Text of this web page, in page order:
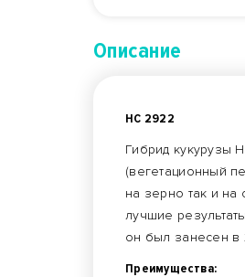
Описание
НС 2922
Гибрид кукурузы
(вегетационный
на зерно так и
лучшие
он был занесен в
Преимущества: